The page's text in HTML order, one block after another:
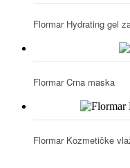
Flormar Hydrating gel
Flormar Crna maska
Flormar Kozmetičke